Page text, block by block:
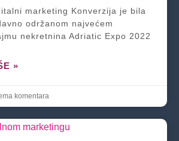
marketing Konverzija je bila
održanom najvećem
nekretnina Adriatic Expo 2022
»
komentara